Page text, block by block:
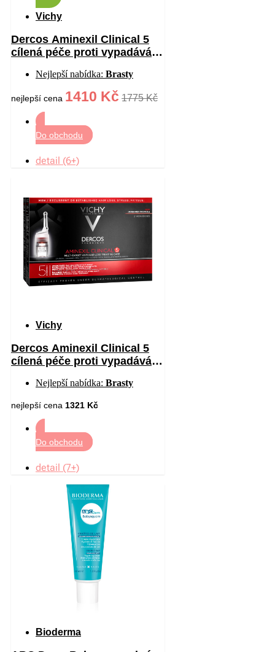
Vichy
Dercos Aminexil Clinical 5
cílená péče proti vypadávání
Nejlepší nabídka: Brasty
nejlepší cena 1410 Kč 1775 Kč
Do obchodu
detail (6+)
Vichy
Dercos Aminexil Clinical 5
cílená péče proti vypadávání
Nejlepší nabídka: Brasty
nejlepší cena 1321 Kč
Do obchodu
detail (7+)
Bioderma